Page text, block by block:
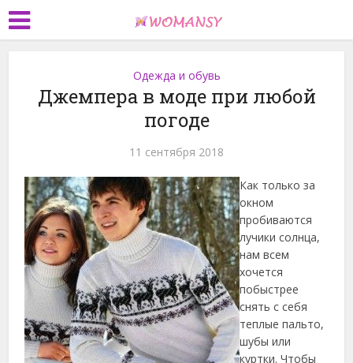
Одежда и обувь
Джемпера в моде при любой
погоде
11 сентября 2018
Как только за
окном
пробиваются
лучики солнца,
нам всем
хочется
побыстрее
снять с себя
теплые пальто,
шубы или
куртки. Чтобы